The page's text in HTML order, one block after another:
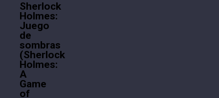
Sherlock
Holmes:
Juego
de
sombras
(Sherlock
Holmes:
A
Game
of